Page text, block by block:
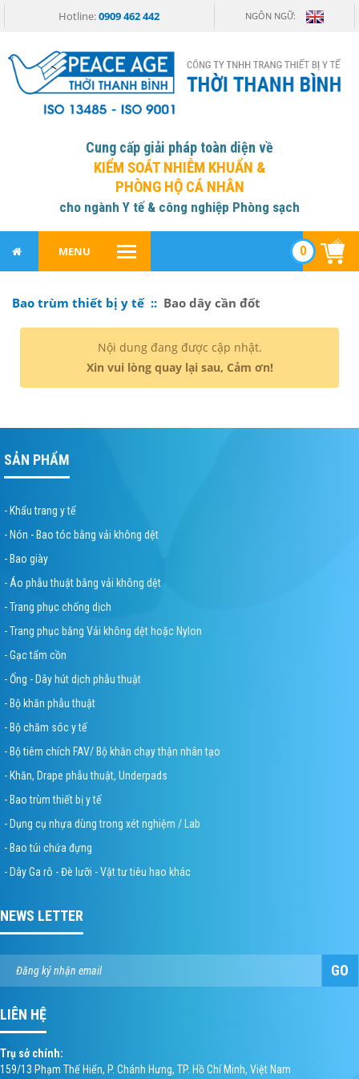
Hotline:0909 462 442 NGÔN NGỮ:
Cung cấp giải pháp toàn diện về
KIỂM SOÁT NHIỄM KHUẨN &
PHÒNG HỘ CÁ NHÂN
cho ngành Y tế & công nghiệp Phòng sạch
MENU 0
Bao trùm thiết bị y tế :: Bao dây cần đốt
Nội dung đang được cập nhật.
Xin vui lòng quay lại sau, Cảm ơn!
SẢN PHẨM
- Khẩu trang y tế
- Nón - Bao tóc bằng vải không dệt
- Bao giày
- Áo phẫu thuật bằng vải không dệt
- Trang phục chống dịch
- Trang phục bằng Vải không dệt hoặc Nylon
- Gạc tẩm cồn
- Ống - Dây hút dịch phẫu thuật
- Bộ khăn phẫu thuật
- Bộ chăm sóc y tế
- Bộ tiêm chích FAV/ Bộ khăn chạy thận nhân tạo
- Khăn, Drape phẫu thuật, Underpads
- Bao trùm thiết bị y tế
- Dụng cụ nhựa dùng trong xét nghiệm / Lab
- Bao túi chứa đựng
- Dây Ga rô - Đè lưỡi - Vật tư tiêu hao khác
NEWS LETTER
GO
LIÊN HỆ
Trụ sở chính:
159/13 Phạm Thế Hiển, P. Chánh Hưng, TP. Hồ Chí Minh, Việt Nam